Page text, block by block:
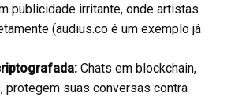
publicidade irritante, onde artistas
(audius.co é um exemplo já
Chats em blockchain,
protegem suas conversas contra